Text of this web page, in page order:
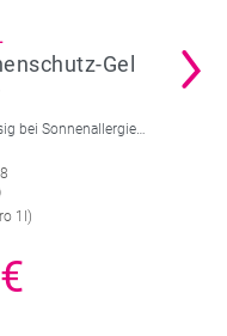
Gel
Schützt empfindliche Haut zuverlässig bei Sonnenallergie und Mallorca-Akne. Mit 4-fach Zellschutz und einer leichten, nicht fettenden Gel-Formel.
1l)